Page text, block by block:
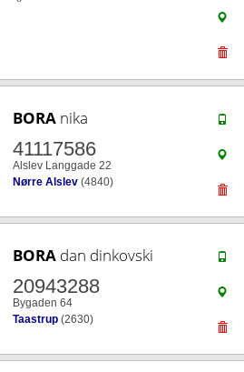
BORA nika
41117586
Alslev Langgade 22
Nørre Alslev (4840)
BORA dan dinkovski
20943288
Bygaden 64
Taastrup (2630)